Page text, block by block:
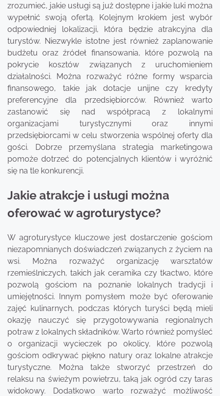
zrozumieć, jakie usługi są już dostępne i jakie luki można
wypełnić swoją ofertą. Kolejnym krokiem jest wybór
odpowiedniej lokalizacji, która będzie atrakcyjna dla
turystów. Niezwykle istotne jest również zaplanowanie
budżetu oraz źródeł finansowania, które pozwolą na
pokrycie kosztów związanych z uruchomieniem
działalności. Można rozważyć różne formy wsparcia
finansowego, takie jak dotacje unijne czy kredyty
preferencyjne dla przedsiębiorców. Również warto
zastanowić się nad współpracą z lokalnymi
organizacjami turystycznymi oraz innymi
przedsiębiorcami w celu stworzenia wspólnej oferty dla
gości. Dobrze przemyślana strategia marketingowa
pomoże dotrzeć do potencjalnych klientów i wyróżnić
się na tle konkurencji.
Jakie atrakcje i usługi można
oferować w agroturystyce?
W agroturystyce kluczowe jest dostarczenie gościom
niezapomnianych doświadczeń związanych z życiem na
wsi. Można rozważyć organizację warsztatów
rzemieślniczych, takich jak ceramika czy tkactwo, które
pozwolą gościom na poznanie lokalnych tradycji i
umiejętności. Innym pomysłem może być oferowanie
zajęć kulinarnych, podczas których turyści będą mieli
okazję nauczyć się przygotowywania regionalnych
potraw z lokalnych składników. Warto również pomyśleć
o organizacji wycieczek po okolicy, które pozwolą
gościom odkrywać piękno natury oraz lokalne atrakcje
turystyczne. Można także stworzyć przestrzeń do
relaksu na świeżym powietrzu, taką jak ogród czy taras
widokowy. Dodatkowo warto rozważyć możliwość